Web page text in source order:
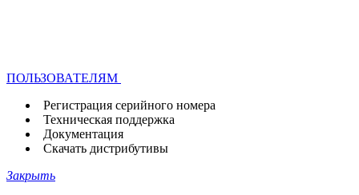
ПОЛЬЗОВАТЕЛЯМ
Регистрация серийного номера
Техническая поддержка
Документация
Скачать дистрибутивы
Закрыть